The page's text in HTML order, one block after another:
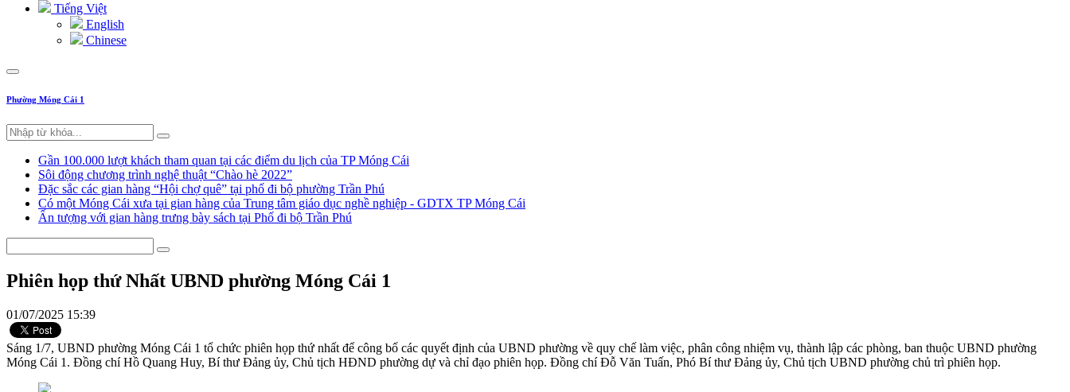
Tiếng Việt
English
Chinese
Phường Móng Cái 1
Gần 100.000 lượt khách tham quan tại các điểm du lịch của TP Móng Cái
Sôi động chương trình nghệ thuật “Chào hè 2022”
Đặc sắc các gian hàng “Hội chợ quê” tại phố đi bộ phường Trần Phú
Có một Móng Cái xưa tại gian hàng của Trung tâm giáo dục nghề nghiệp - GDTX TP Móng Cái
Ấn tượng với gian hàng trưng bày sách tại Phố đi bộ Trần Phú
Phiên họp thứ Nhất UBND phường Móng Cái 1
01/07/2025 15:39
Sáng 1/7, UBND phường Móng Cái 1 tổ chức phiên họp thứ nhất để công bố các quyết định của UBND phường về quy chế làm việc, phân công nhiệm vụ, thành lập các phòng, ban thuộc UBND phường
Móng Cái 1. Đồng chí Hồ Quang Huy, Bí thư Đảng ủy, Chủ tịch HĐND phường dự và chỉ đạo phiên họp. Đồng chí Đỗ Văn Tuấn, Phó Bí thư Đảng ủy, Chủ tịch UBND phường chủ trì phiên họp.